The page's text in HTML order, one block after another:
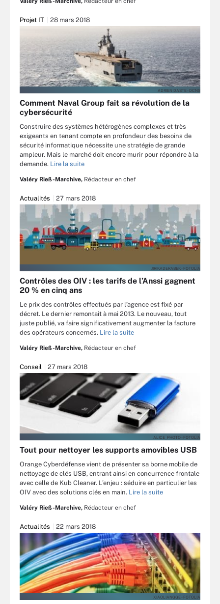
Projet IT 28 mars 2018
ADRIEN DASTE - DCNS
Comment Naval Group fait sa révolution de la
cybersécurité
Construire des systèmes hétérogènes complexes et très
exigeants en tenant compte en profondeur des besoins de
sécurité informatique nécessite une stratégie de grande
ampleur. Mais le marché doit encore murir pour répondre à la
demande. Lire la suite
Valéry Rieß-Marchive, Rédacteur en chef
Actualités 27 mars 2018
JIRIKADERABEK - FOTOLIA
Contrôles des OIV : les tarifs de l’Anssi gagnent
20 % en cinq ans
Le prix des contrôles effectués par l’agence est fixé par
décret. Le dernier remontait à mai 2013. Le nouveau, tout
juste publié, va faire significativement augmenter la facture
des opérateurs concernés. Lire la suite
Valéry Rieß-Marchive, Rédacteur en chef
Conseil 27 mars 2018
ALICE_PHOTO - FOTOLIA
Tout pour nettoyer les supports amovibles USB
Orange Cyberdéfense vient de présenter sa borne mobile de
nettoyage de clés USB, entrant ainsi en concurrence frontale
avec celle de Kub Cleaner. L’enjeu : séduire en particulier les
OIV avec des solutions clés en main. Lire la suite
Valéry Rieß-Marchive, Rédacteur en chef
Actualités 22 mars 2018
XIAOLIANGGE - FOTOLIA